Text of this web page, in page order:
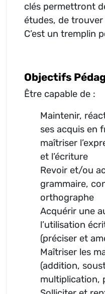
clés permettront
études, de
C’est un tremplin
Objectifs
Être capable de :
Maintenir,
ses acquis en
maîtriser
et l’écriture
Revoir et/ou
grammaire,
orthographe
Acquérir une
l’utilisation
(préciser et
Maîtriser les
(addition,
multiplication,